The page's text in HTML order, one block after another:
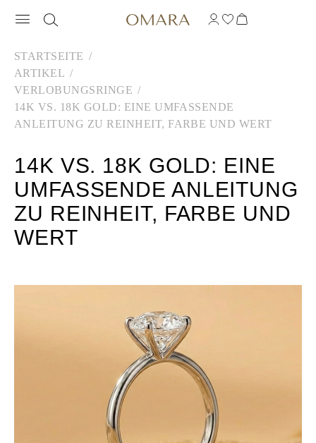
STARTSEITE
ARTIKEL
VERLOBUNGSRINGE
14K VS. 18K GOLD: EINE UMFASSENDE
ANLEITUNG ZU REINHEIT, FARBE UND WERT
14K VS. 18K GOLD: EINE
UMFASSENDE ANLEITUNG
ZU REINHEIT, FARBE UND
WERT